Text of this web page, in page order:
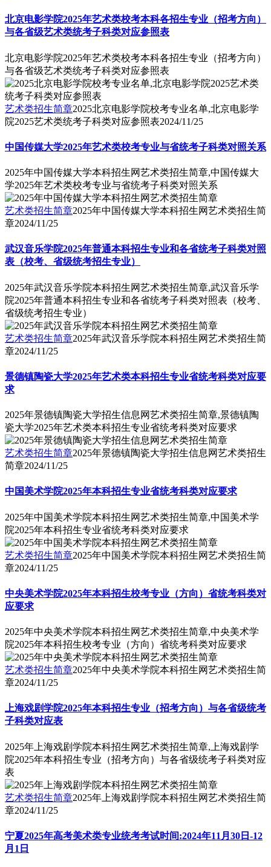
北京电影学院2025年艺术类校考本科各招生专业（招考方向）
与各省级艺术类统考子科类对应参照表
北京电影学院2025年艺术类校考本科各招生专业（招考方向）
与各省级艺术类统考子科类对应参照表
艺术类招生简章2025北京电影学院校考专业名单,北京电影学
院2025艺术类统考子科类对应参照表2024/11/25
中国传媒大学2025年艺术类校考专业与省统考子科类对照关系
2025年中国传媒大学本科招生网艺术类招生简章,中国传媒大
学2025年艺术类校考专业与省统考子科类对照关系
艺术类招生简章2025年中国传媒大学本科招生网艺术类招生简
章2024/11/25
武汉音乐学院2025年普通本科招生专业和各省统考子科类对照
表（校考、省级统考招生专业）
2025年武汉音乐学院本科招生网艺术类招生简章,武汉音乐学
院2025年普通本科招生专业和各省统考子科类对照表（校考、
省级统考招生专业）
艺术类招生简章2025年武汉音乐学院本科招生网艺术类招生简
章2024/11/25
景德镇陶瓷大学2025年艺术类本科招生专业省统考科类对应要
求
2025年景德镇陶瓷大学招生信息网艺术类招生简章,景德镇陶
瓷大学2025年艺术类本科招生专业省统考科类对应要求
艺术类招生简章2025年景德镇陶瓷大学招生信息网艺术类招生
简章2024/11/25
中国美术学院2025年本科招生专业省统考科类对应要求
2025年中国美术学院本科招生网艺术类招生简章,中国美术学
院2025年本科招生专业省统考科类对应要求
艺术类招生简章2025年中国美术学院本科招生网艺术类招生简
章2024/11/25
中央美术学院2025年本科招生校考专业（方向）省统考科类对
应要求
2025年中央美术学院本科招生网艺术类招生简章,中央美术学
院2025年本科招生校考专业（方向）省统考科类对应要求
艺术类招生简章2025年中央美术学院本科招生网艺术类招生简
章2024/11/25
上海戏剧学院2025年本科招生专业（招考方向）与各省级统考
子科类对应表
2025年上海戏剧学院本科招生网艺术类招生简章,上海戏剧学
院2025年本科招生专业（招考方向）与各省级统考子科类对应
表
艺术类招生简章2025年上海戏剧学院本科招生网艺术类招生简
章2024/11/25
宁夏2025年高考美术类专业统考考试时间:2024年11月30日-12
月1日